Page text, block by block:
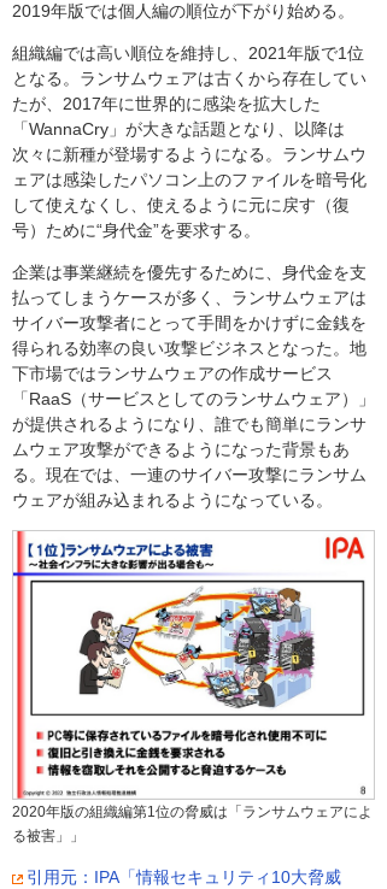
2019年版では個人編の順位が下がり始める。
組織編では高い順位を維持し、2021年版で1位
となる。ランサムウェアは古くから存在してい
たが、2017年に世界的に感染を拡大した
「WannaCry」が大きな話題となり、以降は
次々に新種が登場するようになる。ランサムウ
ェアは感染したパソコン上のファイルを暗号化
して使えなくし、使えるように元に戻す（復
号）ために“身代金”を要求する。
企業は事業継続を優先するために、身代金を支
払ってしまうケースが多く、ランサムウェアは
サイバー攻撃者にとって手間をかけずに金銭を
得られる効率の良い攻撃ビジネスとなった。地
下市場ではランサムウェアの作成サービス
「RaaS（サービスとしてのランサムウェア）」
が提供されるようになり、誰でも簡単にランサ
ムウェア攻撃ができるようになった背景もあ
る。現在では、一連のサイバー攻撃にランサム
ウェアが組み込まれるようになっている。
2020年版の組織編第1位の脅威は「ランサムウェアによ
る被害」」
引用元：IPA「情報セキュリティ10大脅威